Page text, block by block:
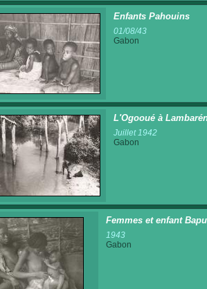
Enfants Pahouins
01/08/43
Gabon
L'Ogooué à
Juillet 1942
Gabon
Femmes et enfant
1943
Gabon